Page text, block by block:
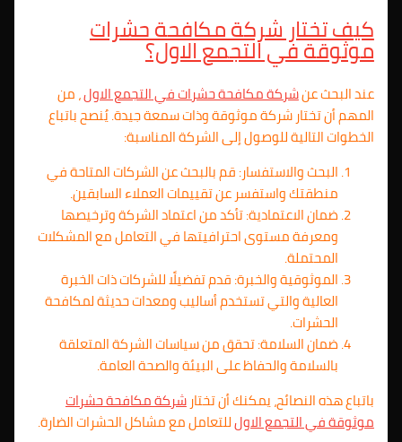
كيف تختار شركة مكافحة حشرات
موثوقة في التجمع الاول؟
عند البحث عنشركة مكافحة حشرات فيالتجمع الاول، من
المهم أن تختار شركة موثوقة وذات سمعة جيدة. يُنصح باتباع
الخطوات التالية للوصول إلى الشركة المناسبة:
البحث والاستفسار: قم بالبحث عن الشركات المتاحة في
منطقتك واستفسر عن تقييمات العملاء السابقين.
ضمان الاعتمادية: تأكد من اعتماد الشركة وترخيصها
ومعرفة مستوى احترافيتها في التعامل مع المشكلات
المحتملة.
الموثوقية والخبرة: قدم تفضيلًا للشركات ذات الخبرة
العالية والتي تستخدم أساليب ومعدات حديثة لمكافحة
الحشرات.
ضمان السلامة: تحقق من سياسات الشركة المتعلقة
بالسلامة والحفاظ على البيئة والصحة العامة.
باتباع هذه النصائح، يمكنك أن تختارشركة مكافحة حشرات
موثوقة في التجمع الاولللتعامل مع مشاكل الحشرات الضارة.